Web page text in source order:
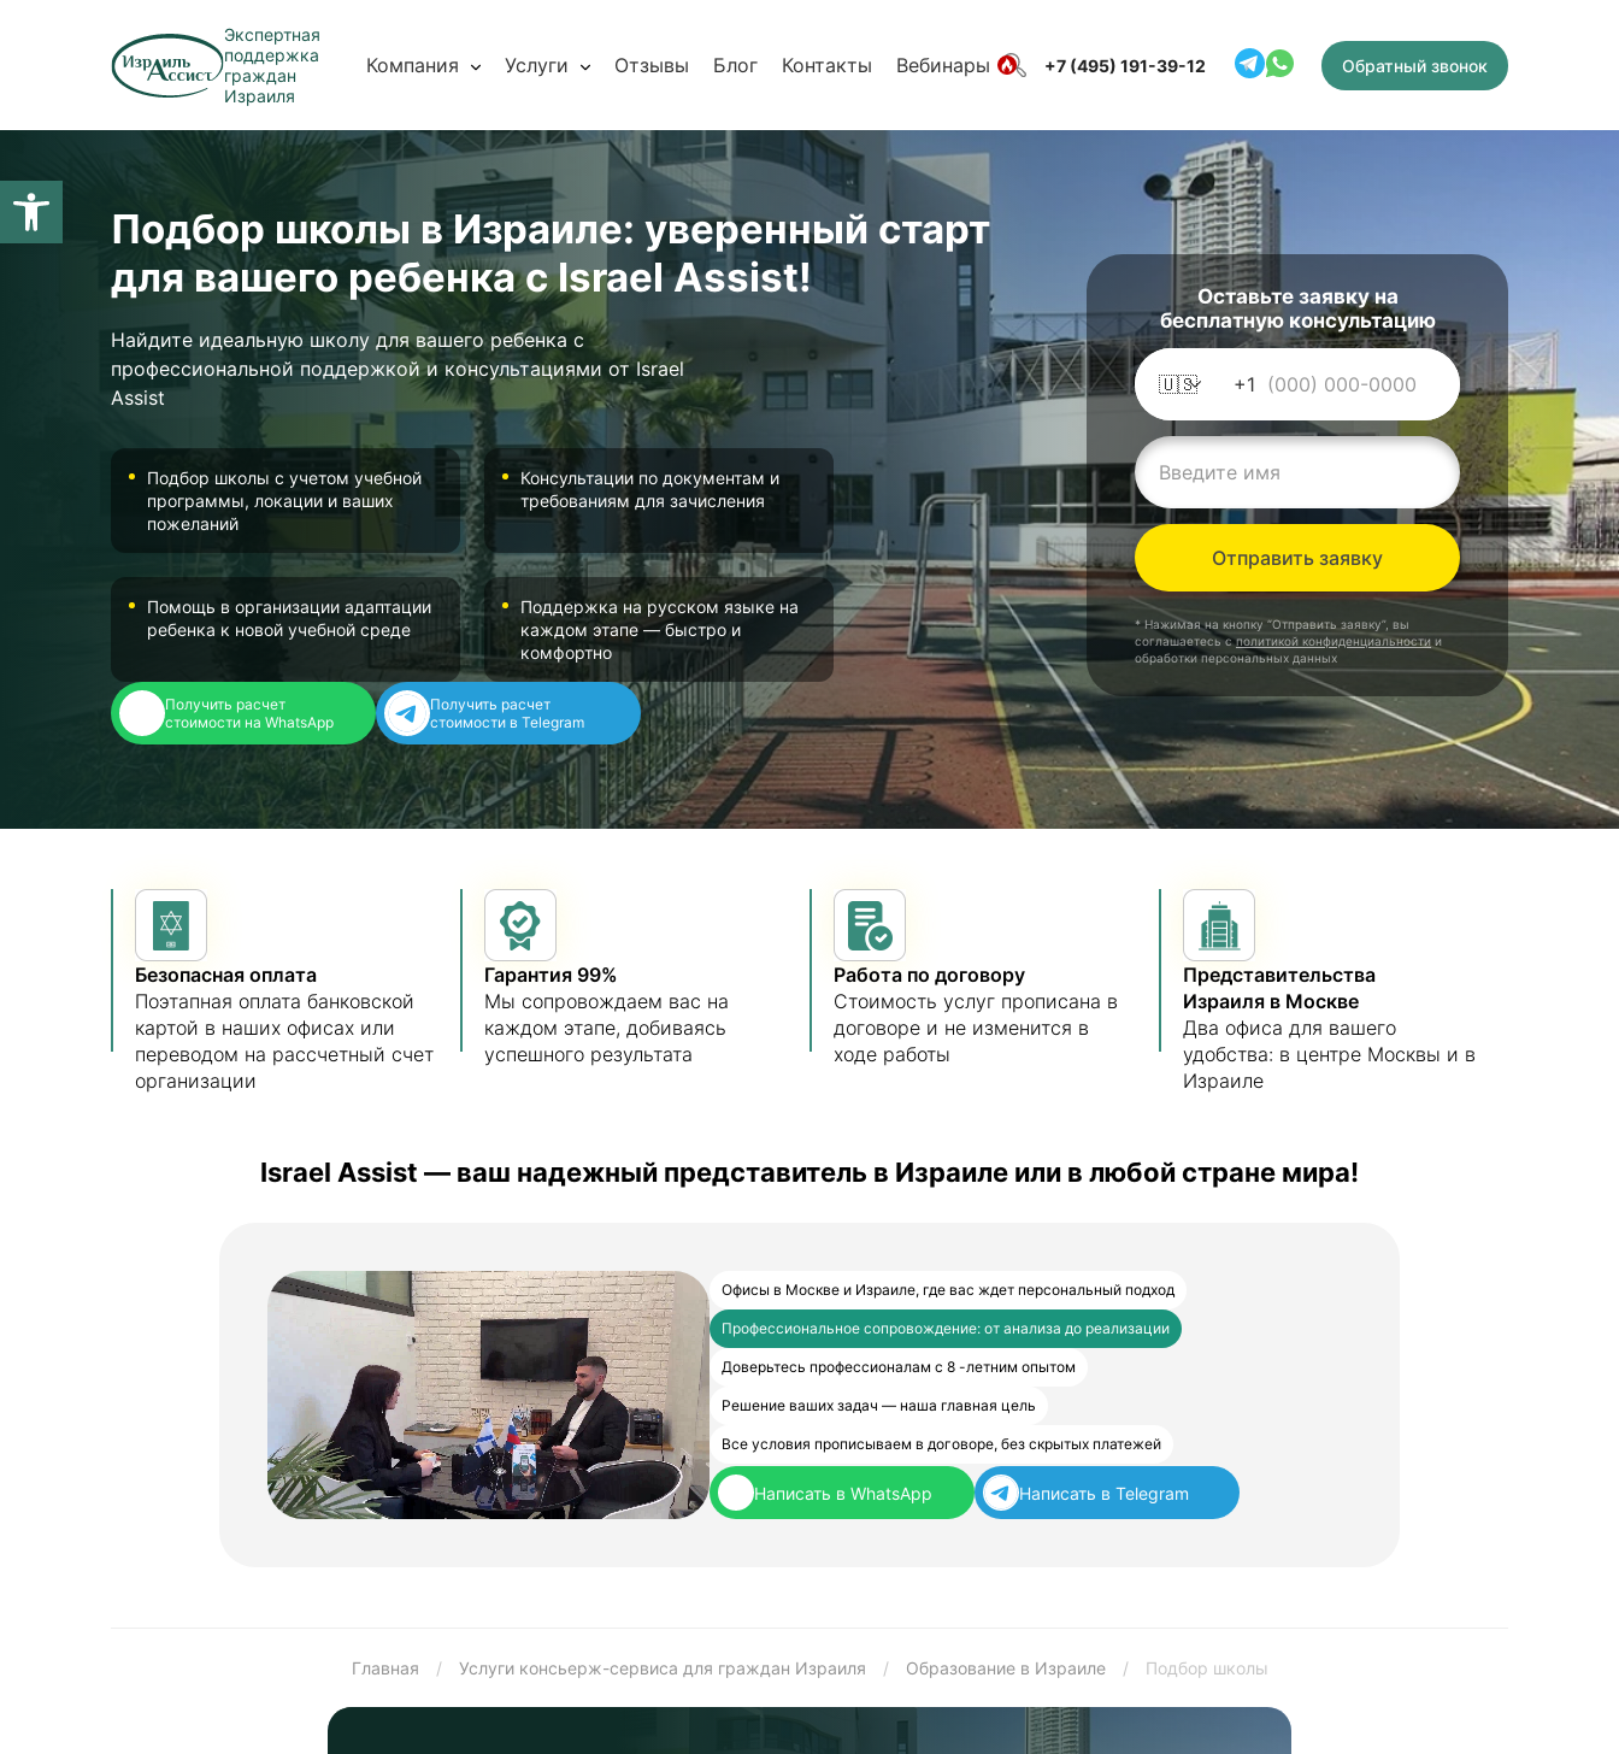
Открыть панель инструментов
Экспертная
поддержка
граждан
Израиля
Компания Услуги Отзывы Блог Контакты Вебинары +7 (495) 191-39-12 Обратный звонок
Подбор школы в Израиле: уверенный старт
для вашего ребенка с Israel Assist!
Найдите идеальную школу для вашего ребенка с
профессиональной поддержкой и консультациями от Israel
Assist
Подбор школы с учетом учебной
программы, локации и ваших
пожеланий
Консультации по документам и
требованиям для зачисления
Помощь в организации адаптации
ребенка к новой учебной среде
Поддержка на русском языке на
каждом этапе — быстро и
комфортно
Получить расчет
стоимости на WhatsApp
Получить расчет
стоимости в Telegram
Оставьте заявку на
бесплатную консультацию
🇺🇸 +1
Отправить заявку
* Нажимая на кнопку “Отправить заявку”, вы
соглашаетесь сполитикой конфиденциальности и
обработки персональных данных
Безопасная оплата
Поэтапная оплата банковской
картой в наших офисах или
переводом на рассчетный счет
организации
Гарантия 99%
Мы сопровождаем вас на
каждом этапе, добиваясь
успешного результата
Работа по договору
Стоимость услуг прописана в
договоре и не изменится в
ходе работы
Представительства
Израиля в Москве
Два офиса для вашего
удобства: в центре Москвы и в
Израиле
Israel Assist — ваш надежный представитель в Израиле или в любой стране мира!
Офисы в Москве и Израиле, где вас ждет персональный подход
Профессиональное сопровождение: от анализа до реализации
Доверьтесь профессионалам с 8 -летним опытом
Решение ваших задач — наша главная цель
Все условия прописываем в договоре, без скрытых платежей
Написать в WhatsApp Написать в Telegram
Главная / Услуги консьерж-сервиса для граждан Израиля / Образование в Израиле / Подбор школы